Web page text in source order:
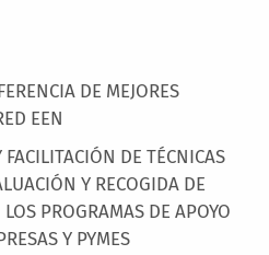
DE MEJORES
EEN
FACILITACIÓN DE TÉCNICAS
Y RECOGIDA DE
PROGRAMAS DE APOYO
Y PYMES